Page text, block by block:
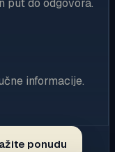
put do odgovora.
informacije.
ponudu